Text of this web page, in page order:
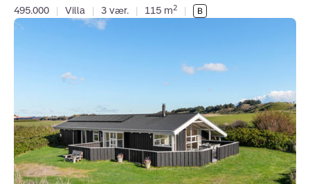
495.000
| Villa | 3 vær. | 115 m2 |
Fritidshus:
Hjørring